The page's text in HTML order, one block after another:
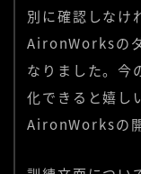
別に確認しなけ
AironWorksの
なりました。今
化できると嬉し
AironWorksの